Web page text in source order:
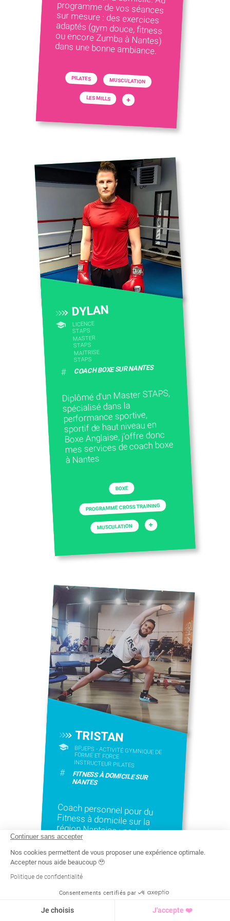
dans une bonne ambiance.
PILATES MUSCULATION
LES MILLS +
DYLAN
LICENCE
STAPS
MASTER
STAPS
MAITRISE
STAPS
# COACH BOXE SUR NANTES
Diplômé d'un Master STAPS,
spécialisé dans la
performance sportive,
sportif de haut niveau en
Boxe Anglaise, j'offre donc
mes services de coach boxe
à Nantes
BOXE
PROGRAMME CROSS TRAINING
MUSCULATION +
TRISTAN
BPJEPS - ACTIVITÉ GYMNIQUE DE
FORME ET FORCE
INSTRUCTEUR PILATES
# FITNESS À DOMICILE SUR
NANTES
Coach personnel pour du
Fitness à domicile sur la
région Nantaise : perte de
poids, prise de masse,
renfo/tonification, cours
collectifs ou individuels !
HALTÉROPHILIE MUSCULATION
Continuer sans accepter
Nos cookies permettent de vous proposer une expérience optimale.
Accepter nous aide beaucoup 🥹
Politique de confidentialité
Consentements certifiés par
Je choisis J'accepte ❤️